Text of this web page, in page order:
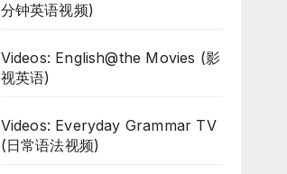
分钟英语视频)
Videos: English@the Movies (影
视英语)
Videos: Everyday Grammar TV
(日常语法视频)